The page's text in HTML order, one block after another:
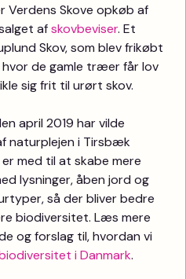
Verdens Skove opkøb af
afskovbeviser. Et
Skov, som blev frikøbt
de gamle træer får lov
sig frit til urørt skov.
april 2019 har vilde
naturplejen i Tirsbæk
med til at skabe mere
lysninger, åben jord og
så der bliver bedre
biodiversitet. Læs mere
og forslag til, hvordan vi
i Danmark.